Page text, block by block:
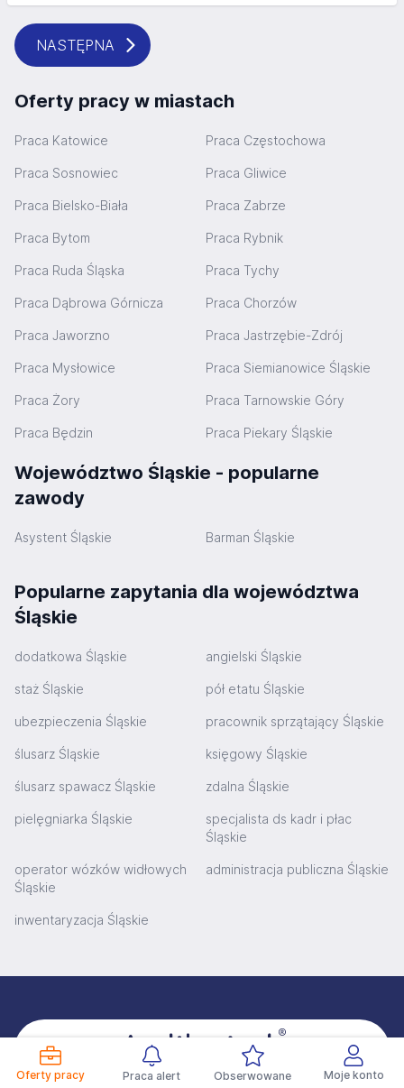
Oferty pracy Praca alert Obserwowane Moje konto
NASTĘPNA
Oferty pracy w miastach
Praca Katowice Praca Częstochowa
Praca Sosnowiec Praca Gliwice
Praca Bielsko-Biała Praca Zabrze
Praca Bytom Praca Rybnik
Praca Ruda Śląska Praca Tychy
Praca Dąbrowa Górnicza Praca Chorzów
Praca Jaworzno Praca Jastrzębie-Zdrój
Praca Mysłowice Praca Siemianowice Śląskie
Praca Żory Praca Tarnowskie Góry
Praca Będzin Praca Piekary Śląskie
Województwo Śląskie - popularne
zawody
Asystent Śląskie Barman Śląskie
Popularne zapytania dla województwa
Śląskie
dodatkowa Śląskie angielski Śląskie
staż Śląskie pół etatu Śląskie
ubezpieczenia Śląskie pracownik sprzątający Śląskie
ślusarz Śląskie księgowy Śląskie
ślusarz spawacz Śląskie zdalna Śląskie
pielęgniarka Śląskie
specjalista ds kadr i płac
Śląskie
operator wózków widłowych
Śląskie
administracja publiczna Śląskie
inwentaryzacja Śląskie